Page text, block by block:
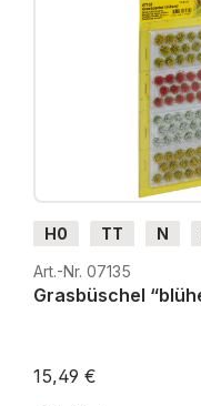
H0 TT N
G
H0m
Art.-Nr. 07135
Grasbüschel
15,49 €